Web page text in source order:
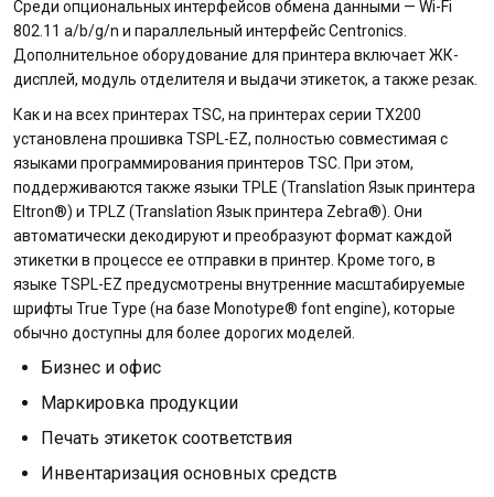
Среди опциональных интерфейсов обмена данными — Wi-Fi
802.11 a/b/g/n и параллельный интерфейс Centronics.
Дополнительное оборудование для принтера включает ЖК-
дисплей, модуль отделителя и выдачи этикеток, а также резак.
Как и на всех принтерах TSC, на принтерах серии TX200
установлена прошивка TSPL-EZ, полностью совместимая с
языками программирования принтеров TSC. При этом,
поддерживаются также языки TPLE (Translation Язык принтера
Eltron®) и TPLZ (Translation Язык принтера Zebra®). Они
автоматически декодируют и преобразуют формат каждой
этикетки в процессе ее отправки в принтер. Кроме того, в
языке TSPL-EZ предусмотрены внутренние масштабируемые
шрифты True Type (на базе Monotype® font engine), которые
обычно доступны для более дорогих моделей.
Бизнес и офис
Маркировка продукции
Печать этикеток соответствия
Инвентаризация основных средств